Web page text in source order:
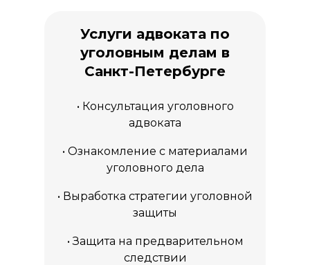
• Консультация уголовного
адвоката
• Выработка стратегии уголовной
защиты
• Защита на предварительном
следствии
• Ознакомление с материалами
уголовного дела
Услуги адвоката по
уголовным делам в
Санкт-Петербурге